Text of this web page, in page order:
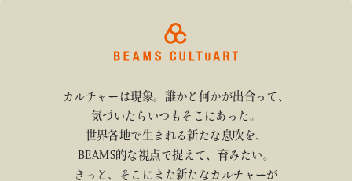
カルチャーは現象。誰かと何かが出合って、
気づいたらいつもそこにあった。
世界各地で生まれる新たな息吹を、
BEAMS的な視点で捉えて、育みたい。
きっと、そこにまた新たなカルチャーが